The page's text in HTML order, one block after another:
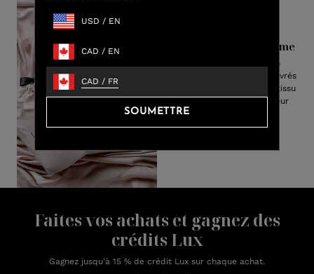
USD / EN
CAD / EN
CAD / FR
SOUMETTRE
Emballage haut de gamme
Notre luxueuse viscose en
bambou de draps tous sont livrés
avec un sac de transport en tissu
facile à ranger et parfait pour
offrir des cadeaux.
Faites vos achats et gagnez des
crédits Lux
Gagnez jusqu'à 15 % de crédit Lux sur chaque achat.